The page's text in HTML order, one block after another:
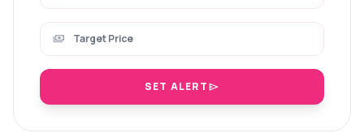
payments
SET ALERTsend